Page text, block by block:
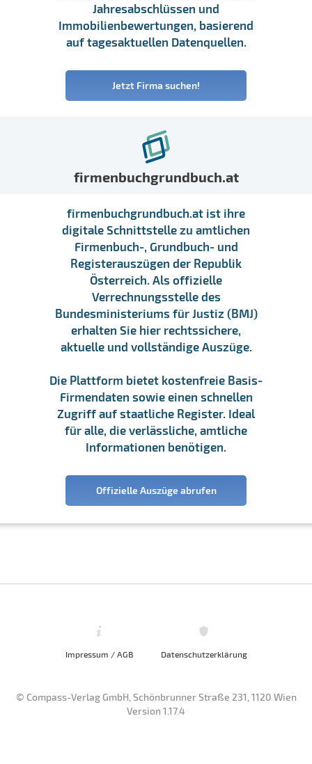
Jahresabschlüssen und
Immobilienbewertungen, basierend
auf tagesaktuellen Datenquellen.
Jetzt Firma suchen!
firmenbuchgrundbuch.at
firmenbuchgrundbuch.at ist ihre
digitale Schnittstelle zu amtlichen
Firmenbuch-, Grundbuch- und
Registerauszügen der Republik
Österreich. Als offizielle
Verrechnungsstelle des
Bundesministeriums für Justiz (BMJ)
erhalten Sie hier rechtssichere,
aktuelle und vollständige Auszüge.
Die Plattform bietet kostenfreie Basis-
Firmendaten sowie einen schnellen
Zugriff auf staatliche Register. Ideal
für alle, die verlässliche, amtliche
Informationen benötigen.
Offizielle Auszüge abrufen
Impressum / AGB Datenschutzerklärung
© Compass-Verlag GmbH, Schönbrunner Straße 231, 1120 Wien
Version 1.17.4